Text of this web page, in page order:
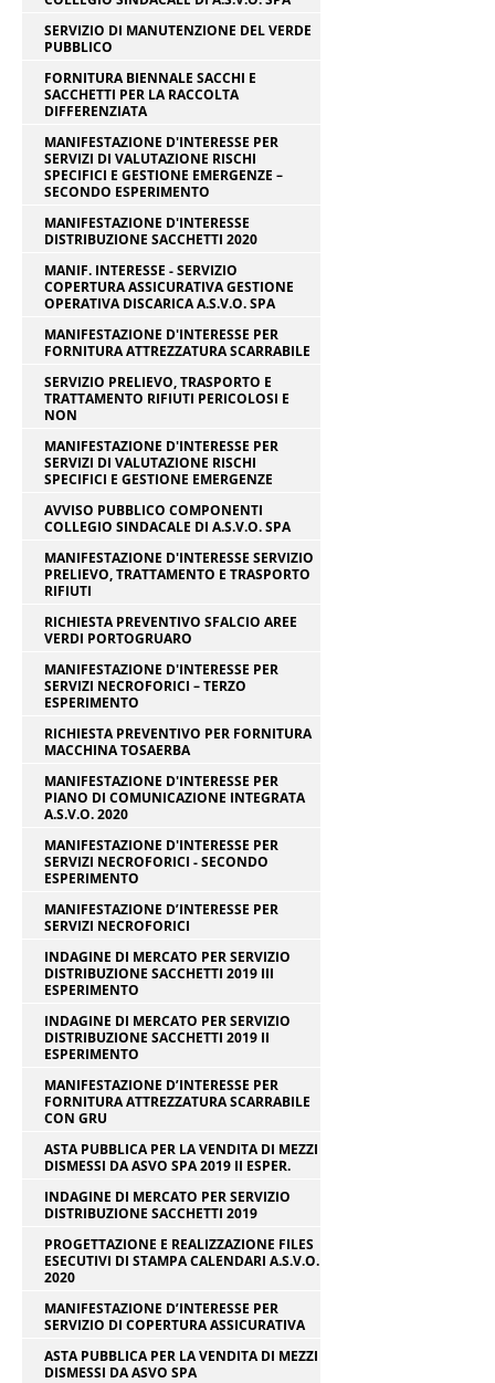
SERVIZIO DI MANUTENZIONE DEL VERDE
PUBBLICO
FORNITURA BIENNALE SACCHI E
SACCHETTI PER LA RACCOLTA
DIFFERENZIATA
MANIFESTAZIONE D'INTERESSE PER
SERVIZI DI VALUTAZIONE RISCHI
SPECIFICI E GESTIONE EMERGENZE –
SECONDO ESPERIMENTO
MANIFESTAZIONE D'INTERESSE
DISTRIBUZIONE SACCHETTI 2020
MANIF. INTERESSE - SERVIZIO
COPERTURA ASSICURATIVA GESTIONE
OPERATIVA DISCARICA A.S.V.O. SPA
MANIFESTAZIONE D'INTERESSE PER
FORNITURA ATTREZZATURA SCARRABILE
SERVIZIO PRELIEVO, TRASPORTO E
TRATTAMENTO RIFIUTI PERICOLOSI E
NON
MANIFESTAZIONE D'INTERESSE PER
SERVIZI DI VALUTAZIONE RISCHI
SPECIFICI E GESTIONE EMERGENZE
AVVISO PUBBLICO COMPONENTI
COLLEGIO SINDACALE DI A.S.V.O. SPA
MANIFESTAZIONE D'INTERESSE SERVIZIO
PRELIEVO, TRATTAMENTO E TRASPORTO
RIFIUTI
RICHIESTA PREVENTIVO SFALCIO AREE
VERDI PORTOGRUARO
MANIFESTAZIONE D'INTERESSE PER
SERVIZI NECROFORICI – TERZO
ESPERIMENTO
RICHIESTA PREVENTIVO PER FORNITURA
MACCHINA TOSAERBA
MANIFESTAZIONE D'INTERESSE PER
PIANO DI COMUNICAZIONE INTEGRATA
A.S.V.O. 2020
MANIFESTAZIONE D'INTERESSE PER
SERVIZI NECROFORICI - SECONDO
ESPERIMENTO
MANIFESTAZIONE D’INTERESSE PER
SERVIZI NECROFORICI
INDAGINE DI MERCATO PER SERVIZIO
DISTRIBUZIONE SACCHETTI 2019 III
ESPERIMENTO
INDAGINE DI MERCATO PER SERVIZIO
DISTRIBUZIONE SACCHETTI 2019 II
ESPERIMENTO
MANIFESTAZIONE D’INTERESSE PER
FORNITURA ATTREZZATURA SCARRABILE
CON GRU
ASTA PUBBLICA PER LA VENDITA DI MEZZI
DISMESSI DA ASVO SPA 2019 II ESPER.
INDAGINE DI MERCATO PER SERVIZIO
DISTRIBUZIONE SACCHETTI 2019
PROGETTAZIONE E REALIZZAZIONE FILES
ESECUTIVI DI STAMPA CALENDARI A.S.V.O.
2020
MANIFESTAZIONE D’INTERESSE PER
SERVIZIO DI COPERTURA ASSICURATIVA
ASTA PUBBLICA PER LA VENDITA DI MEZZI
DISMESSI DA ASVO SPA